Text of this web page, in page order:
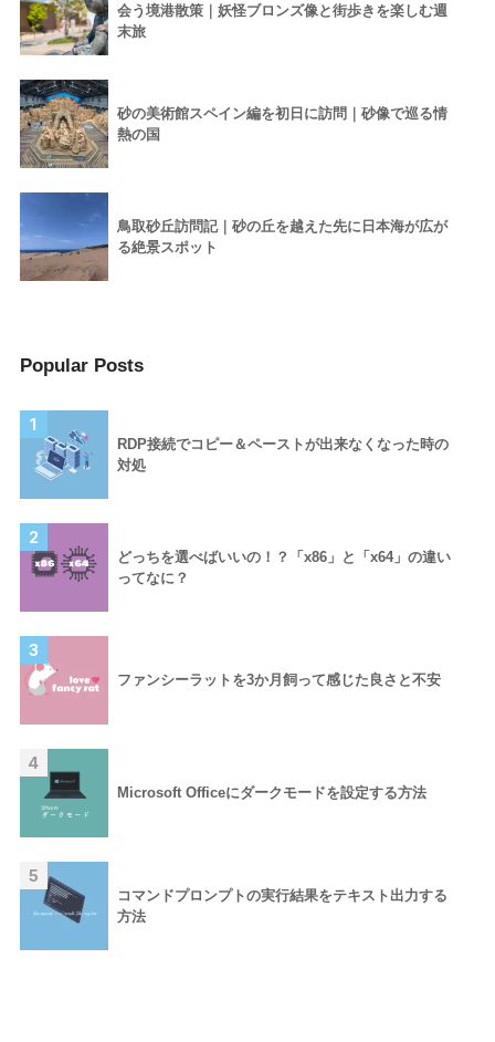
会う境港散策｜妖怪ブロンズ像と街歩きを楽しむ週
末旅
砂の美術館スペイン編を初日に訪問｜砂像で巡る情
熱の国
鳥取砂丘訪問記｜砂の丘を越えた先に日本海が広が
る絶景スポット
Popular Posts
1
RDP接続でコピー＆ペーストが出来なくなった時の
対処
2
どっちを選べばいいの！？「x86」と「x64」の違い
ってなに？
3
ファンシーラットを3か月飼って感じた良さと不安
4
Microsoft Officeにダークモードを設定する方法
5
コマンドプロンプトの実行結果をテキスト出力する
方法